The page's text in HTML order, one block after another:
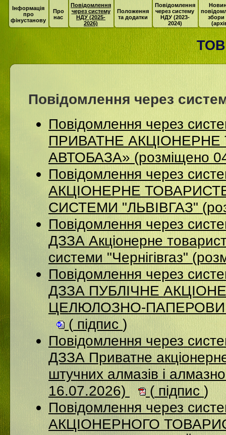
Інформація
про
фінустанову
Про
нас
Повідомлення
через систему
НДУ (2025-
2026)
Положення
та додатки
Повідомлення
через систему
НДУ (2023-
2024)
збори
Повідомлення через
Повідомлення через
ПРИВАТНЕ АКЦІОНЕРНЕ
АВТОБАЗА» (розміщено
Повідомлення через
АКЦІОНЕРНЕ
СИСТЕМИ "ЛЬВІВГАЗ"
Повідомлення через
ДЗЗА Акціонерне
системи "Чернігівгаз"
Повідомлення через
ДЗЗА ПУБЛІЧНЕ
ЦЕЛЮЛОЗНО-ПАПЕРОВИЙ
( підпис )
Повідомлення через
ДЗЗА Приватне
штучних алмазів і
16.07.2026)
( підпис)
Повідомлення через
АКЦІОНЕРНОГО